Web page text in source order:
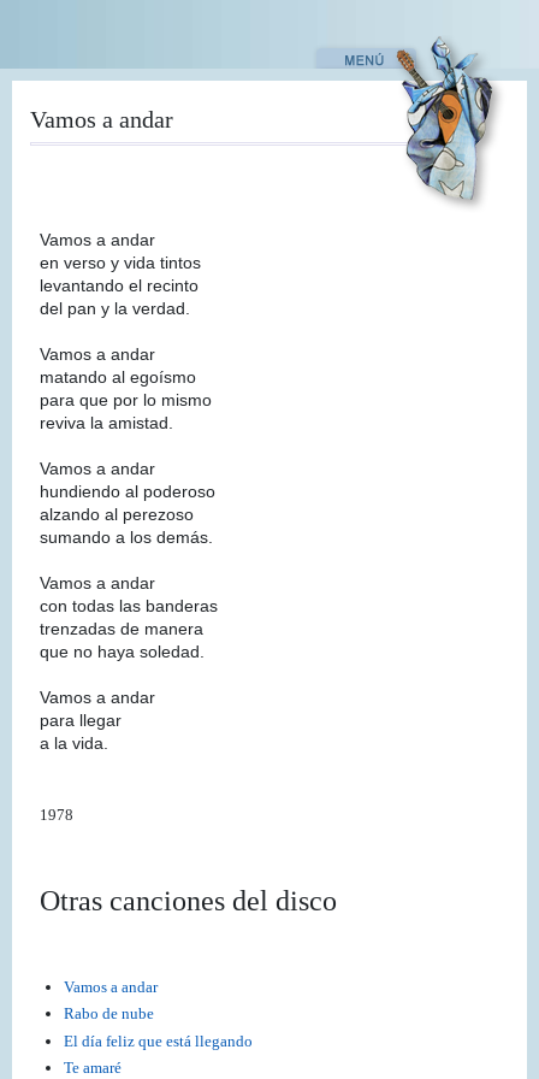
contenido
Vamos a andar
Otras canciones del disco
Vamos a andar
Rabo de nube
El día feliz que está llegando
Te amaré
Vamos a andar
en verso y vida tintos
levantando el recinto
del pan y la verdad.
Vamos a andar
matando al egoísmo
para que por lo mismo
reviva la amistad.
Vamos a andar
hundiendo al poderoso
alzando al perezoso
sumando a los demás.
Vamos a andar
con todas las banderas
trenzadas de manera
que no haya soledad.
Vamos a andar
para llegar
a la vida.
1978